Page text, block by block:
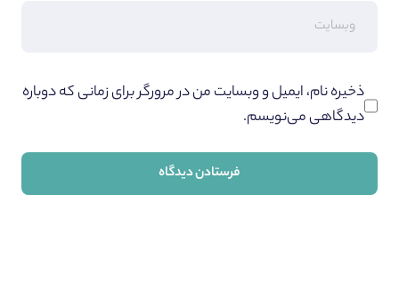
ذخیره نام، ایمیل و وبسایت من در مرورگر برای زمانی که دوباره
دیدگاهی می‌نویسم.